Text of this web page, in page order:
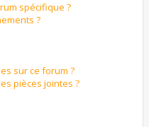
spécifique ?
?
sur ce forum ?
pièces jointes ?